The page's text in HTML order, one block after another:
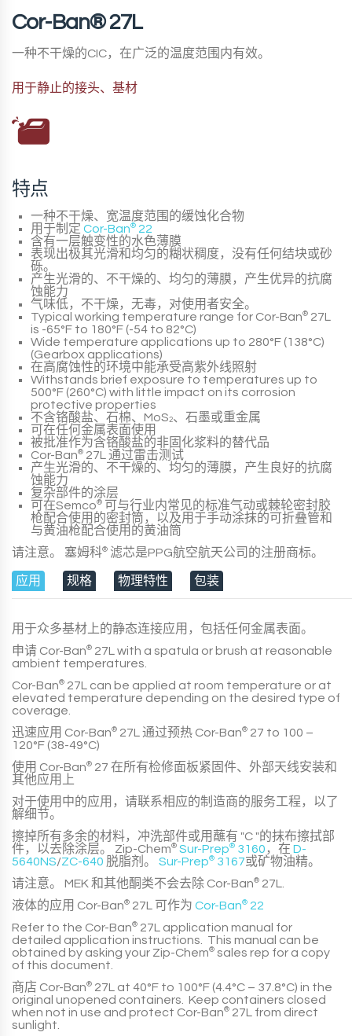
Cor-Ban® 27L
一种不干燥的CIC，在广泛的温度范围内有效。
用于静止的接头、基材
特点
一种不干燥、宽温度范围的缓蚀化合物
用于制定 Cor-Ban® 22
含有一层触变性的水色薄膜
表现出极其光滑和均匀的糊状稠度，没有任何结块或砂
砾。
产生光滑的、不干燥的、均匀的薄膜，产生优异的抗腐
蚀能力
气味低，不干燥，无毒，对使用者安全。
Typical working temperature range for Cor-Ban® 27L
is -65°F to 180°F (-54 to 82°C)
Wide temperature applications up to 280°F (138°C)
(Gearbox applications)
在高腐蚀性的环境中能承受高紫外线照射
Withstands brief exposure to temperatures up to
500°F (260°C) with little impact on its corrosion
protective properties
不含铬酸盐、石棉、MoS2、石墨或重金属
可在任何金属表面使用
被批准作为含铬酸盐的非固化浆料的替代品
Cor-Ban® 27L 通过雷击测试
产生光滑的、不干燥的、均匀的薄膜，产生良好的抗腐
蚀能力
复杂部件的涂层
可在Semco® 可与行业内常见的标准气动或棘轮密封胶
枪配合使用的密封筒，以及用于手动涂抹的可折叠管和
与黄油枪配合使用的黄油筒
请注意。
塞姆科® 滤芯是PPG航空航天公司的注册商标。
应用 规格 物理特性 包装
用于众多基材上的静态连接应用，包括任何金属表面。
申请 Cor-Ban® 27L with a spatula or brush at reasonable
ambient temperatures
Cor-Ban® 27L can be applied at room temperature or at
elevated temperature depending on the desired type of
coverage.
迅速应用 Cor-Ban® 27L 通过预热 Cor-Ban® 27 to 100 –
120°F (38-49°C)
使用 Cor-Ban® 27 在所有检修面板紧固件、外部天线安装和
其他应用上
对于使用中的应用，请联系相应的制造商的服务工程，以了
解细节。
擦掉所有多余的材料，冲洗部件或用蘸有 "C "的抹布擦拭部
件，以去除涂层。 Zip-Chem® Sur-Prep® 3160 ，在 D-
5640NS/ZC-640 脱脂剂。 Sur-Prep® 3167或矿物油精。
请注意。
MEK 和其他酮类不会去除 Cor-Ban® 27L
液体的应用 Cor-Ban® 27L 可作为 Cor-Ban® 22
Refer to the Cor-Ban® 27L
application manual for
detailed application instructions. This manual can be
obtained by asking your Zip-Chem® sales rep for a copy
of this document.
商店 Cor-Ban® 27L at 40°F to 100°F (4.4°C – 37.8°C) in the
original unopened containers. Keep containers closed
when not in use and protect Cor-Ban® 27L
from direct
sunlight.